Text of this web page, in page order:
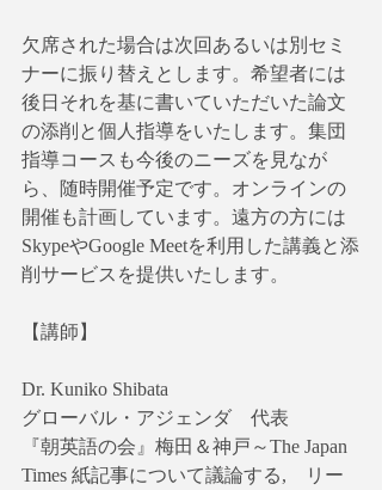
欠席された場合は次回あるいは別セミ
ナーに振り替えとします。希望者には
後日それを基に書いていただいた論文
の添削と個人指導をいたします。集団
指導コースも今後のニーズを見なが
ら、随時開催予定です。オンラインの
開催も計画しています。遠方の方には
SkypeやGoogle Meetを利用した講義と添
削サービスを提供いたします。
【講師】
Dr. Kuniko Shibata
グローバル・アジェンダ　代表
『朝英語の会』梅田＆神戸～The Japan
Times 紙記事について議論する,　リー